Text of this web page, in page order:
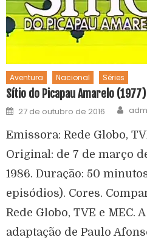
Aventura Nacional Séries
Sítio do Picapau Amarelo (1977)
27 de outubro de 2016
Emissora: Rede Globo,
Original: de 7 de março
1986. Duração: 50
episódios). Cores.
Rede Globo, TVE e MEC.
adaptação de Paulo